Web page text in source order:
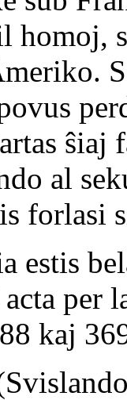
homoj,
ŝiaj
al
forlasi
estis
per
kaj